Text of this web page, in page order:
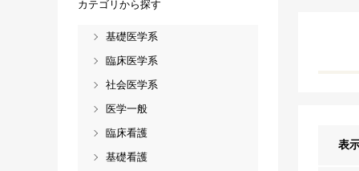
表
カテゴリから探す
基礎医学系
臨床医学系
社会医学系
医学一般
臨床看護
基礎看護